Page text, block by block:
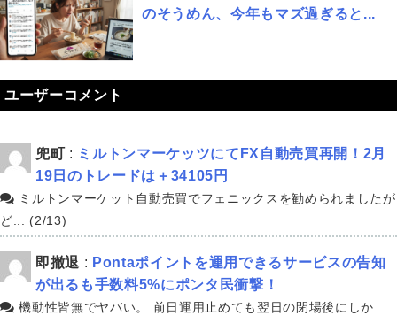
のそうめん、今年もマズ過ぎると...
ユーザーコメント
兜町 : ミルトンマーケッツにてFX自動売買再開！2月
19日のトレードは＋34105円
ミルトンマーケット自動売買でフェニックスを勧められましたが
ど... (2/13)
即撤退 : Pontaポイントを運用できるサービスの告知
が出るも手数料5%にポンタ民衝撃！
機動性皆無でヤバい。 前日運用止めても翌日の閉場後にしか